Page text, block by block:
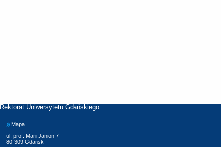
Rektorat Uniwersytetu Gdańskiego
Mapa
ul. prof. Marii Janion 7
80-309 Gdańsk